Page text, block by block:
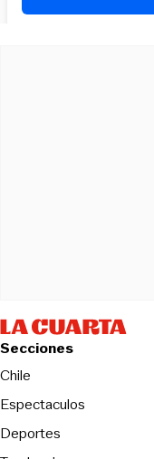
Secciones
Chile
Espectaculos
Deportes